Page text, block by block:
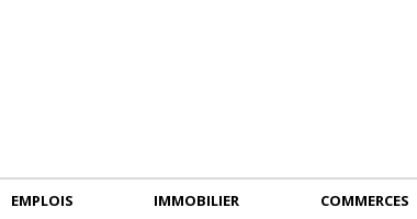
EMPLOIS IMMOBILIER COMMERCES